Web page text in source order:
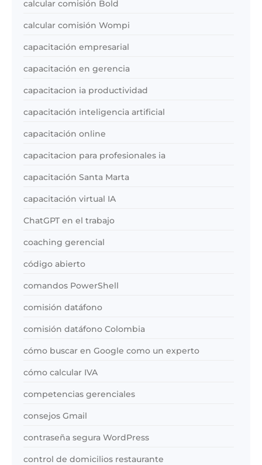
calcular comisión Bold
calcular comisión Wompi
capacitación empresarial
capacitación en gerencia
capacitacion ia productividad
capacitación inteligencia artificial
capacitación online
capacitacion para profesionales ia
capacitación Santa Marta
capacitación virtual IA
ChatGPT en el trabajo
coaching gerencial
código abierto
comandos PowerShell
comisión datáfono
comisión datáfono Colombia
cómo buscar en Google como un experto
cómo calcular IVA
competencias gerenciales
consejos Gmail
contraseña segura WordPress
control de domicilios restaurante